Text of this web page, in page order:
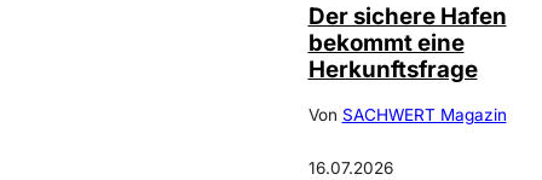
Der sichere Hafen
bekommt eine
Herkunftsfrage
Von SACHWERT Magazin
16.07.2026